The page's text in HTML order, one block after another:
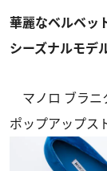
華麗なベルベッ
シーズナルモデ
マノロ ブラニ
ポップアップス